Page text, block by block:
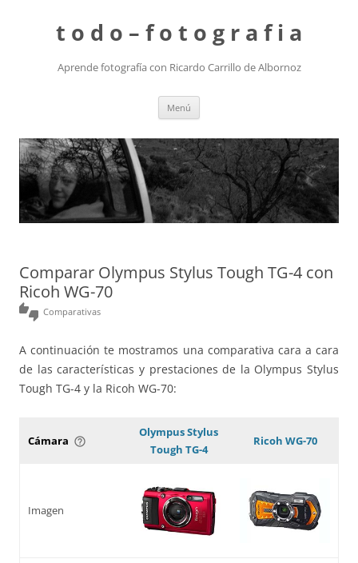
t o d o – f o t o g r a f i a
Aprende fotografía con Ricardo Carrillo de Albornoz
Menú
Comparar Olympus Stylus Tough TG-4 con
Ricoh WG-70
thumbs_up_down Comparativas
A continuación te mostramos una comparativa cara a cara
de las características y prestaciones de la Olympus Stylus
Tough TG-4 y la Ricoh WG-70:
Cámara help_outline
Olympus Stylus
Tough TG-4
Ricoh WG-70
Imagen